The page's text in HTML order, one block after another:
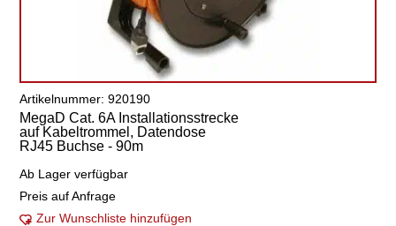
Artikelnummer: 920190
MegaD Cat. 6A Installationsstrecke
auf Kabeltrommel, Datendose
RJ45 Buchse - 90m
Ab Lager verfügbar
Preis auf Anfrage
Zur Wunschliste hinzufügen